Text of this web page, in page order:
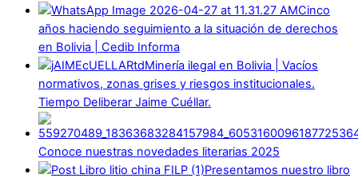
Cinco
años haciendo seguimiento a la situación de derechos
en Bolivia | Cedib Informa
Minería ilegal en Bolivia | Vacíos
normativos, zonas grises y riesgos institucionales.
Tiempo Deliberar Jaime Cuéllar.
Conoce nuestras novedades literarias 2025
Presentamos nuestro libro